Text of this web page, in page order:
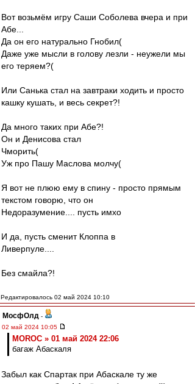
Вот возьмём игру Саши Соболева вчера и при
Абе...
Да он его натурально Гнобил(
Даже уже мысли в голову лезли - неужели мы
его теряем?(
Или Санька стал на завтраки ходить и просто
кашку кушать, и весь секрет?!
Да много таких при Абе?!
Он и Денисова стал
Чморить(
Уж про Пашу Маслова молчу(
Я вот не плюю ему в спину - просто прямым
текстом говорю, что он
Недоразумение.... пусть имхо
И да, пусть сменит Клоппа в
Ливерпуле....
Без смайла?!
Редактировалось 02 май 2024 10:10
МосфОлд -
02 май 2024 10:05
MOROC » 01 май 2024 22:06
багаж Абаскаля
Забыл как Спартак при Абаскале ту же